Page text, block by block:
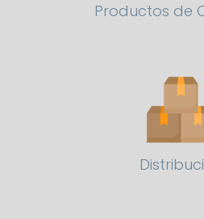
Productos de